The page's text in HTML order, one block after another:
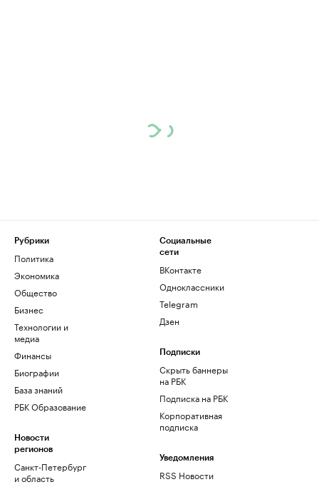
Рубрики
Политика
Экономика
Общество
Бизнес
Технологии и
медиа
Финансы
Биографии
База знаний
РБК Образование
Новости
регионов
Санкт-Петербург
и область
Социальные
сети
ВКонтакте
Одноклассники
Telegram
Дзен
Подписки
Скрыть баннеры
на РБК
Подписка на РБК
Корпоративная
подписка
Уведомления
RSS Новости